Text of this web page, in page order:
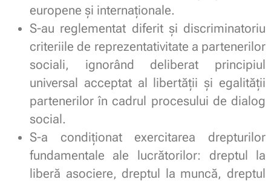
europene și internaționale.
S-au reglementat diferit și discriminatoriu
criteriile de reprezentativitate a partenerilor
sociali, ignorând deliberat principiul
universal acceptat al libertății și egalității
partenerilor în cadrul procesului de dialog
social.
S-a condiționat exercitarea drepturilor
fundamentale ale lucrătorilor: dreptul la
liberă asociere, dreptul la muncă, dreptul